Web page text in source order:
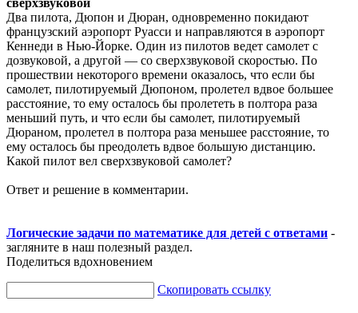
Два пилота, Дюпон и Дюран, одновременно покидают
французский аэропорт Руасси и направляются в аэропорт
Кеннеди в Нью-Йорке. Один из пилотов ведет самолет с
дозвуковой, а другой — со сверхзвуковой скоростью. По
прошествии некоторого времени оказалось, что если бы
самолет, пилотируемый Дюпоном, пролетел вдвое большее
расстояние, то ему осталось бы пролететь в полтора раза
меньший путь, и что если бы самолет, пилотируемый
Дюраном, пролетел в полтора раза меньшее расстояние, то
ему осталось бы преодолеть вдвое большую дистанцию.
Какой пилот вел сверхзвуковой самолет?
Ответ и решение в комментарии.
Логические задачи по математике для детей с ответами -
загляните в наш полезный раздел.
Поделиться вдохновением
Скопировать ссылку